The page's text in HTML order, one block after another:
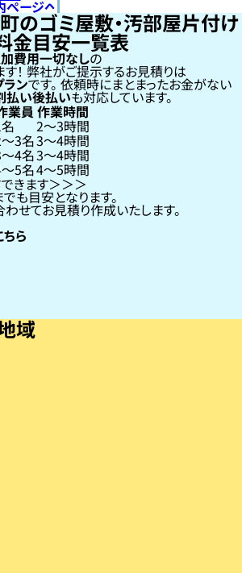
ページへ
のゴミ屋敷・汚部屋片付け
金目安一覧表
費用一切なしの
！弊社がご提示するお見積りは
ンです。依頼時にまとまったお金がない
払い後払いも対応しています。
業員 作業時間
2〜3時間
3名3〜4時間
4名3〜4時間
5名4〜5時間
きます
も目安となります。
せてお見積り作成いたします。
ら
域